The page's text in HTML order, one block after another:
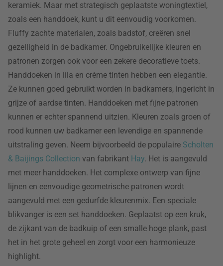
keramiek. Maar met strategisch geplaatste woningtextiel,
zoals een handdoek, kunt u dit eenvoudig voorkomen.
Fluffy zachte materialen, zoals badstof, creëren snel
gezelligheid in de badkamer. Ongebruikelijke kleuren en
patronen zorgen ook voor een zekere decoratieve toets.
Handdoeken in lila en crème tinten hebben een elegantie.
Ze kunnen goed gebruikt worden in badkamers, ingericht in
grijze of aardse tinten. Handdoeken met fijne patronen
kunnen er echter spannend uitzien. Kleuren zoals groen of
rood kunnen uw badkamer een levendige en spannende
uitstraling geven. Neem bijvoorbeeld de populaire Scholten
& Baijings Collection van fabrikant Hay. Het is aangevuld
met meer handdoeken. Het complexe ontwerp van fijne
lijnen en eenvoudige geometrische patronen wordt
aangevuld met een gedurfde kleurenmix. Een speciale
blikvanger is een set handdoeken. Geplaatst op een kruk,
de zijkant van de badkuip of een smalle hoge plank, past
het in het grote geheel en zorgt voor een harmonieuze
highlight.